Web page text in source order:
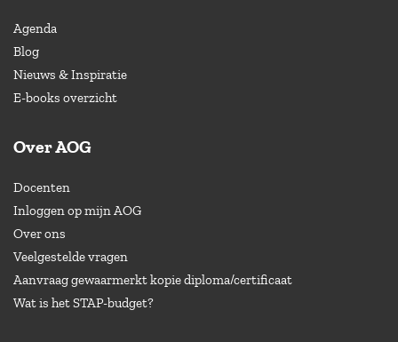
Agenda
Blog
Nieuws & Inspiratie
E-books overzicht
Over AOG
Docenten
Inloggen op mijn AOG
Over ons
Veelgestelde vragen
Aanvraag gewaarmerkt kopie diploma/certificaat
Wat is het STAP-budget?